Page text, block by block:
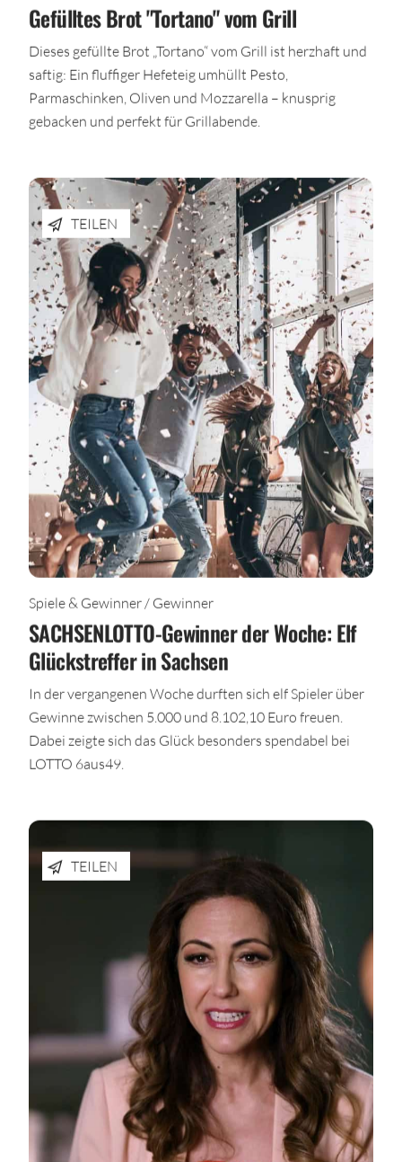
Gefülltes Brot "Tortano" vom Grill
Dieses gefüllte Brot „Tortano“ vom Grill ist herzhaft und
saftig: Ein fluffiger Hefeteig umhüllt Pesto,
Parmaschinken, Oliven und Mozzarella – knusprig
gebacken und perfekt für Grillabende.
TEILEN
Spiele & Gewinner / Gewinner
SACHSENLOTTO-Gewinner der Woche: Elf
Glückstreffer in Sachsen
In der vergangenen Woche durften sich elf Spieler über
Gewinne zwischen 5.000 und 8.102,10 Euro freuen.
Dabei zeigte sich das Glück besonders spendabel bei
LOTTO 6aus49.
TEILEN